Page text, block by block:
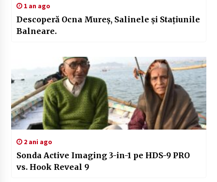
1 an ago
Descoperă Ocna Mureș, Salinele și Stațiunile
Balneare.
2 ani ago
Sonda Active Imaging 3-in-1 pe HDS-9 PRO
vs. Hook Reveal 9